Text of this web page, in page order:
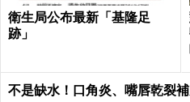
衛生局公布最新「基隆足
跡」
不是缺水！口角炎、嘴唇乾裂